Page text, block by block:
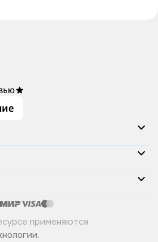
применяются
.